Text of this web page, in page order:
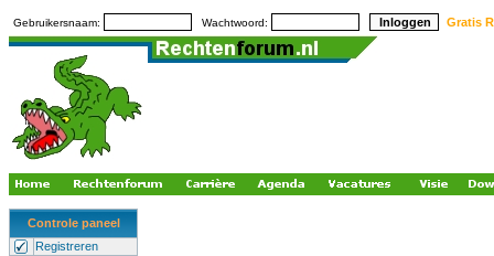
Gebruikersnaam: Wachtwoord: Gratis
Controle paneel
Registreren